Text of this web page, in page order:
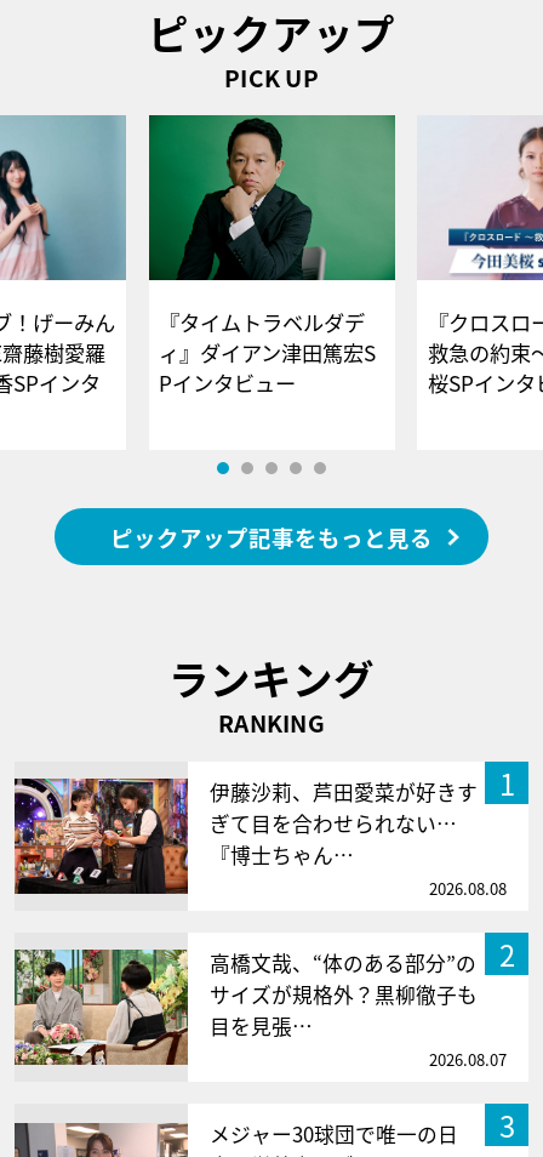
ピックアップ
PICK UP
！げーみん
藤樹愛羅
SPインタ
『タイムトラベルダデ
ィ』ダイアン津田篤宏S
Pインタビュー
『クロス
救急の約束
桜SPイ
ピックアップ記事をもっと見る
ランキング
RANKING
1
伊藤沙莉、芦田愛菜が好きす
ぎて目を合わせられない…
『博士ちゃん…
2026.08.08
2
高橋文哉、“体のある部分”の
サイズが規格外？黒柳徹子も
目を見張…
2026.08.07
3
メジャー30球団で唯一の日